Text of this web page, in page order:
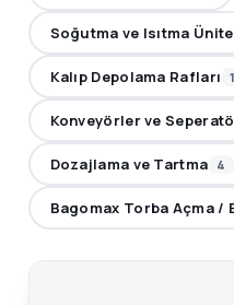
Soğutma ve Isıtma
Kalıp Depolama Rafları 1
Konveyörler ve
Dozajlama ve Tartma 4
Bagomax Torba Açma /